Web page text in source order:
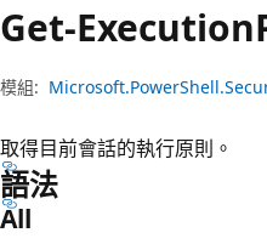
Get-Execution
模組:
取得目前會話的執行原則。
語法
All